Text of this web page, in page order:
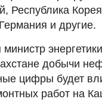
Республика
и другие.
добычи
цифры будет
работ на